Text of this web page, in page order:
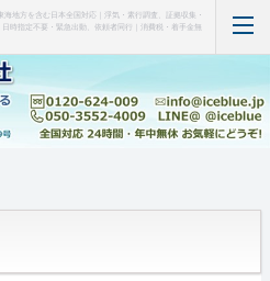
地方を含む日本全国対応｜浮気・素行調査、証拠収集・
時指定不要・緊急出動、依頼者同行｜消費税・着手金無
・事務所概要）
所カメラ)